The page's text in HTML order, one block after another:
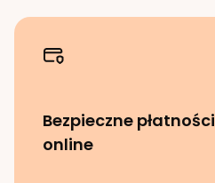
Bezpieczne płatności
online